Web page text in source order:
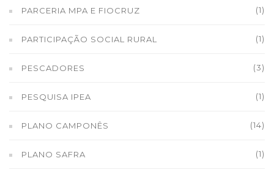
PARCERIA MPA E FIOCRUZ (1)
PARTICIPAÇÃO SOCIAL RURAL (1)
PESCADORES (3)
PESQUISA IPEA (1)
PLANO CAMPONÊS (14)
PLANO SAFRA (1)